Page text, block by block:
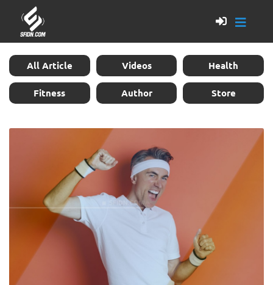
All Article Videos Health
Fitness Author Store